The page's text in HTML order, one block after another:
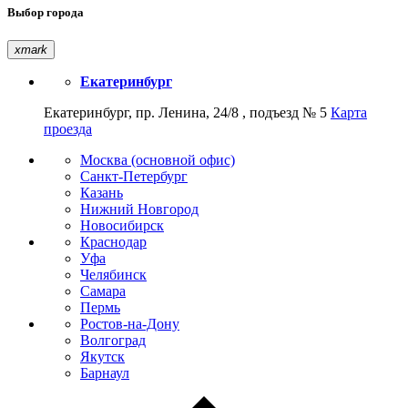
Выбор города
xmark
Екатеринбург
Екатеринбург, пр. Ленина, 24/8 , подъезд № 5 Карта
проезда
Москва (основной офис)
Санкт-Петербург
Казань
Нижний Новгород
Новосибирск
Краснодар
Уфа
Челябинск
Самара
Пермь
Ростов-на-Дону
Волгоград
Якутск
Барнаул